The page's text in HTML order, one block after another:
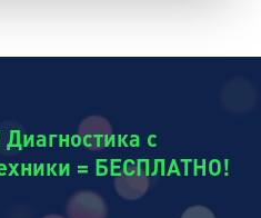
с
= БЕСПЛАТНО!